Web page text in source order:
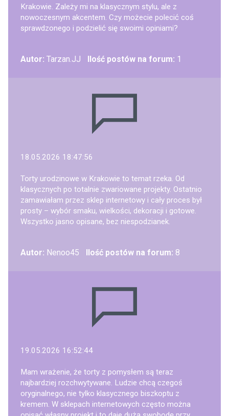
Krakowie. Zależy mi na klasycznym stylu, ale z
nowoczesnym akcentem. Czy możecie polecić coś
sprawdzonego i podzielić się swoimi opiniami?
Autor: Tarzan.JJ Ilość postów na forum: 1
18.05.2026 18:47:56
Torty urodzinowe w Krakowie to temat rzeka. Od
klasycznych po totalnie zwariowane projekty. Ostatnio
zamawiałam przez sklep internetowy i cały proces był
prosty – wybór smaku, wielkości, dekoracji i gotowe.
Wszystko jasno opisane, bez niespodzianek.
Autor: Nenoo45 Ilość postów na forum: 8
19.05.2026 16:52:44
Mam wrażenie, że torty z pomysłem są teraz
najbardziej rozchwytywane. Ludzie chcą czegoś
oryginalnego, nie tylko klasycznego biszkoptu z
kremem. W sklepach internetowych często można